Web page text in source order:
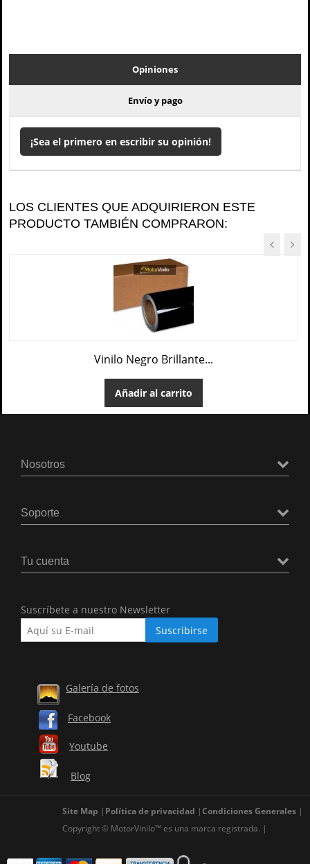
Opiniones
Envío y pago
¡Sea el primero en escribir su opinión!
LOS CLIENTES QUE ADQUIRIERON ESTE
PRODUCTO TAMBIÉN COMPRARON:
Vinilo Negro Brillante...
Añadir al carrito
Nosotros
Soporte
Tu cuenta
Suscríbete a nuestro Newsletter
Galería de fotos
Facebook
Youtube
Blog
Site Map Política de privacidad
Condiciones Generales
Copyright © MotorVinilo™ es una marca registrada.